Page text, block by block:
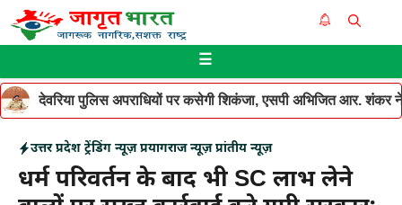
Skip
to
☰
देवरिया पुलिस अपराधियों पर कसेगी शिकंजा, एसपी अभिजित आर. शंकर ने
उत्तर प्रदेश ट्रेंडिंग न्यूज़ प्रयागराज न्यूज़ प्रांतीय न्यूज़
धर्म परिवर्तन के बाद भी SC लाभ लेने